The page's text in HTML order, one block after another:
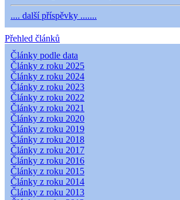
.... další příspěvky .......
Přehled článků
Články podle data
Články z roku 2025
Články z roku 2024
Články z roku 2023
Články z roku 2022
Články z roku 2021
Články z roku 2020
Články z roku 2019
Články z roku 2018
Články z roku 2017
Články z roku 2016
Články z roku 2015
Články z roku 2014
Články z roku 2013